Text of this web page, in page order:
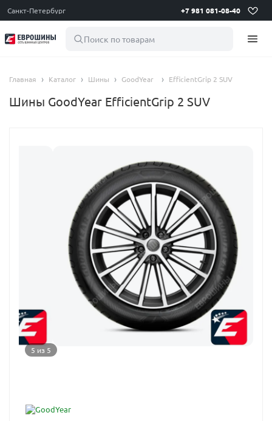
Санкт-Петербург +7 981 081-08-40
Поиск по товарам
Главная Каталог Шины GoodYear EfficientGrip 2 SUV
Шины GoodYear EfficientGrip 2 SUV
5 из 5